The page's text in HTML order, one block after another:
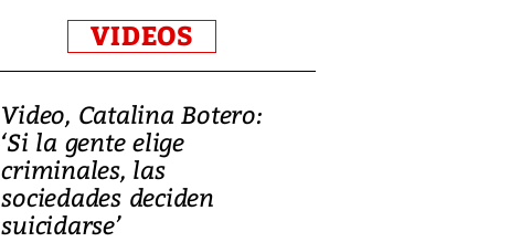
VIDEOS
Video, Catalina Botero:
‘Si la gente elige
criminales, las
sociedades deciden
suicidarse’